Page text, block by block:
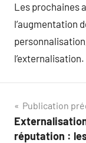
Les prochaines
l’augmentation
l’externalisation.
de
Publication
réputation :